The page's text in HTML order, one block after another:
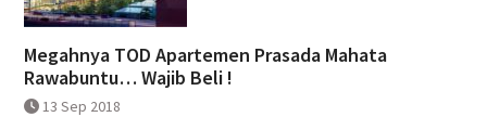
Megahnya TOD Apartemen Prasada Mahata
Rawabuntu… Wajib Beli !
13 Sep 2018